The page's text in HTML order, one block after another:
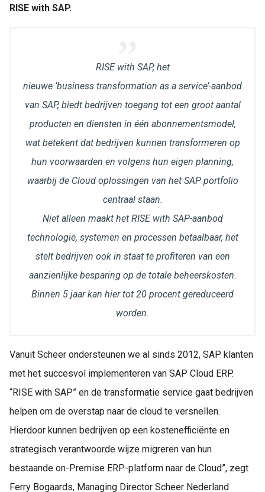
RISE with SAP.
RISE with SAP, het
nieuwe ‘business transformation as a service’-aanbod
van SAP, biedt bedrijven toegang tot een groot aantal
producten en diensten in één abonnementsmodel,
wat betekent dat bedrijven kunnen transformeren op
hun voorwaarden en volgens hun eigen planning,
waarbij de Cloud oplossingen van het SAP portfolio
centraal staan.
Niet alleen maakt het RISE with SAP-aanbod
technologie, systemen en processen betaalbaar, het
stelt bedrijven ook in staat te profiteren van een
aanzienlijke besparing op de totale beheerskosten.
Binnen 5 jaar kan hier tot 20 procent gereduceerd
worden.
Vanuit Scheer ondersteunen we al sinds 2012, SAP klanten
met het succesvol implementeren van SAP Cloud ERP.
“RISE with SAP” en de transformatie service gaat bedrijven
helpen om de overstap naar de cloud te versnellen.
Hierdoor kunnen bedrijven op een kostenefficiënte en
strategisch verantwoorde wijze migreren van hun
bestaande on-Premise ERP-platform naar de Cloud”, zegt
Ferry Bogaards, Managing Director Scheer Nederland